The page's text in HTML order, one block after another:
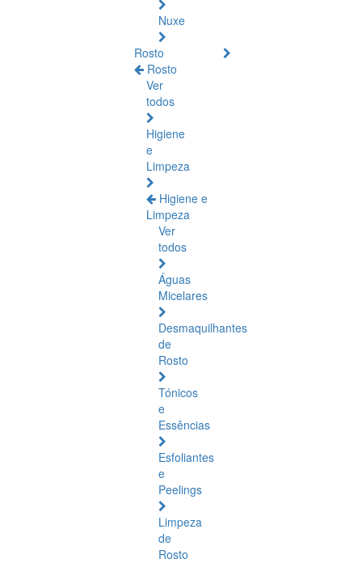
Nuxe
Rosto
Rosto
Ver
todos
Higiene
e
Limpeza
Higiene e
Limpeza
Ver
todos
Águas
Micelares
Desmaquilhantes
de
Rosto
Tónicos
e
Essências
Esfoliantes
e
Peelings
Limpeza
de
Rosto